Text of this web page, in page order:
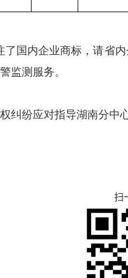
了国内企业商标，请
监测服务。
纠纷应对指导湖南分中
扫